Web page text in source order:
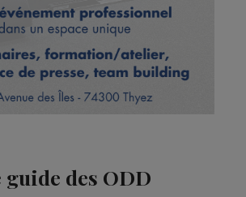
guide des ODD